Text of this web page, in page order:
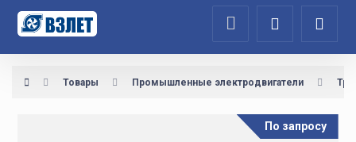
Товары Промышленные электродвигатели
По запросу